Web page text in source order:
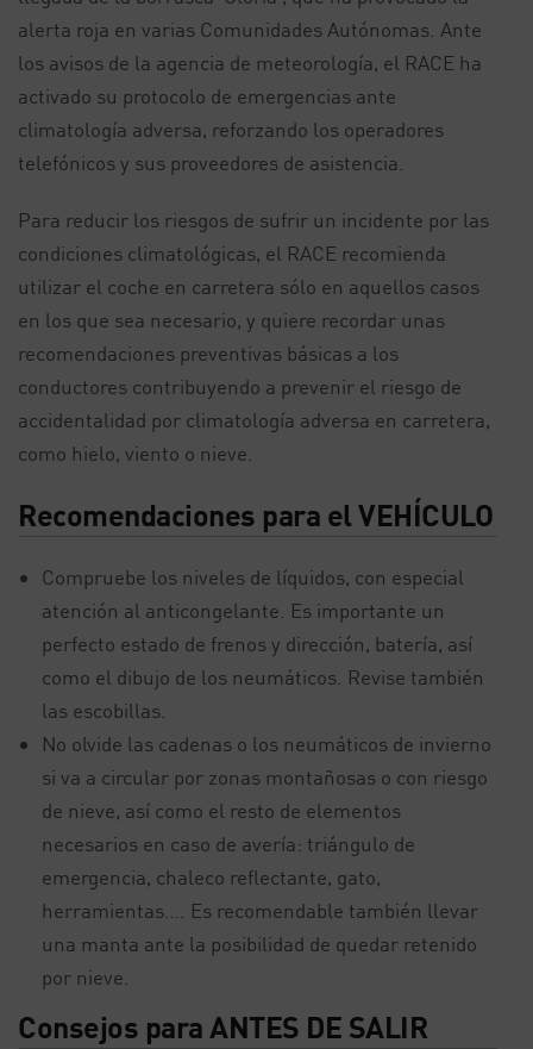
alerta roja en varias Comunidades Autónomas. Ante
los avisos de la agencia de meteorología, el RACE ha
activado su protocolo de emergencias ante
climatología adversa, reforzando los operadores
telefónicos y sus proveedores de asistencia.
Para reducir los riesgos de sufrir un incidente por las
condiciones climatológicas, el RACE recomienda
utilizar el coche en carretera sólo en aquellos casos
en los que sea necesario, y quiere recordar unas
recomendaciones preventivas básicas a los
conductores contribuyendo a prevenir el riesgo de
accidentalidad por climatología adversa en carretera,
como hielo, viento o nieve.
Recomendaciones para el VEHÍCULO
Compruebe los niveles de líquidos, con especial
atención al anticongelante. Es importante un
perfecto estado de frenos y dirección, batería, así
como el dibujo de los neumáticos. Revise también
las escobillas.
No olvide las cadenas o los neumáticos de invierno
si va a circular por zonas montañosas o con riesgo
de nieve, así como el resto de elementos
necesarios en caso de avería: triángulo de
emergencia, chaleco reflectante, gato,
herramientas…. Es recomendable también llevar
una manta ante la posibilidad de quedar retenido
por nieve.
Consejos para ANTES DE SALIR